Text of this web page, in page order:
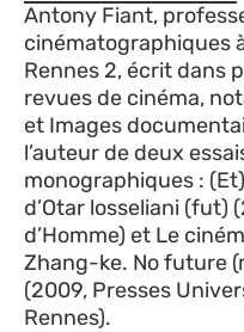
Antony Fiant,
cinématographiques
Rennes 2, écrit dans
revues de cinéma,
et Images
l’auteur de deux
monographiques :
d’Otar losseliani (fut)
d’Homme) et Le
Zhang-ke. No future
(2009, Presses
Rennes).